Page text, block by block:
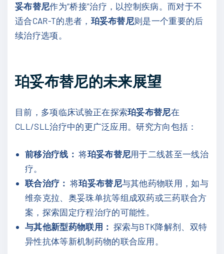
妥布替尼作为“桥接”治疗，以控制疾病。而对于不
适合CAR-T的患者， 珀妥布替尼则是一个重要的后
续治疗选项。
珀妥布替尼的未来展望
目前，多项临床试验正在探索珀妥布替尼在
CLL/SLL治疗中的更广泛应用。研究方向包括：
前移治疗线： 将珀妥布替尼用于二线甚至一线治
疗。
联合治疗： 将珀妥布替尼与其他药物联用，如与
维奈克拉、奥妥珠单抗等组成双药或三药联合方
案，探索固定疗程治疗的可能性。
与其他新型药物联用： 探索与BTK降解剂、双特
异性抗体等新机制药物的联合应用。